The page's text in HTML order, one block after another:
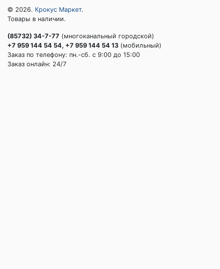
© 2026. Крокус Маркет.
Товары в наличии.
(85732) 34-7-77 (многоканальный городской)
+7 959 144 54 54, +7 959 144 54 13 (мобильный)
Заказ по телефону: пн.-сб. c 9:00 до 15:00
Заказ онлайн: 24/7